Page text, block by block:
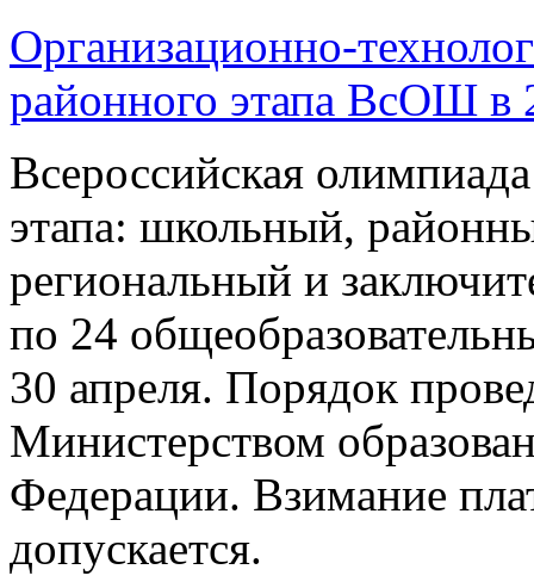
Организационно-
районного этапа ВсОШ в
Всероссийская
этапа: школьный,
региональный и
по 24
30 апреля. Порядок
Министерством
Федерации. Взимание
допускается.